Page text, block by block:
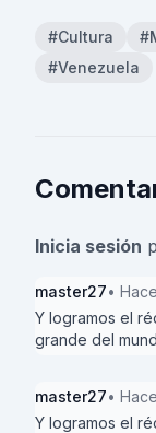
#Cultura
#Venezuela
Inicia sesión
master27•
Y logramos el
grande del
master27•
Y logramos el